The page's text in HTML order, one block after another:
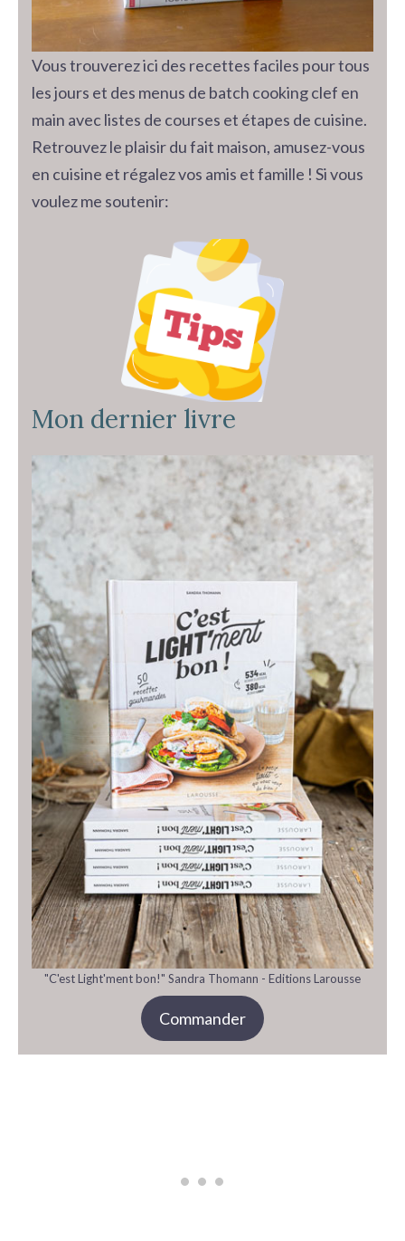
Vous trouverez ici des recettes faciles pour tous
les jours et des menus de batch cooking clef en
main avec listes de courses et étapes de cuisine.
Retrouvez le plaisir du fait maison, amusez-vous
en cuisine et régalez vos amis et famille ! Si vous
voulez me soutenir:
Mon dernier livre
"C'est Light'ment bon!" Sandra Thomann - Editions Larousse
Commander